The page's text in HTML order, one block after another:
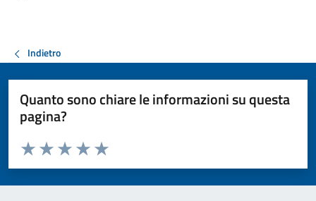
Indietro
Quanto sono chiare le informazioni su questa
pagina?
Valuta da 1 a 5 stelle la pagina
Valuta 5 stelle su 5
Valuta 4 stelle su 5
Valuta 3 stelle su 5
Valuta 2 stelle su 5
Valuta 1 stelle su 5